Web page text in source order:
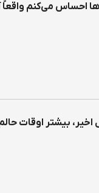
احساس می‌كنم
اخیر، بیشتر اوقات